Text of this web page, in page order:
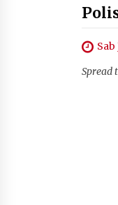
Sab
Spread